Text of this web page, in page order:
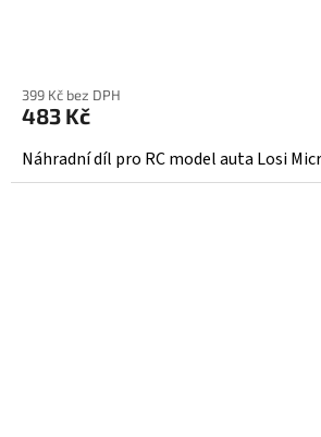
399 Kč bez DPH
483 Kč
Náhradní díl pro RC model auta Losi